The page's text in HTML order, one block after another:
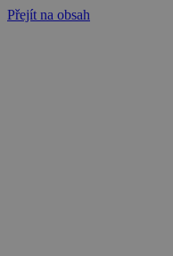
Přejít na obsah